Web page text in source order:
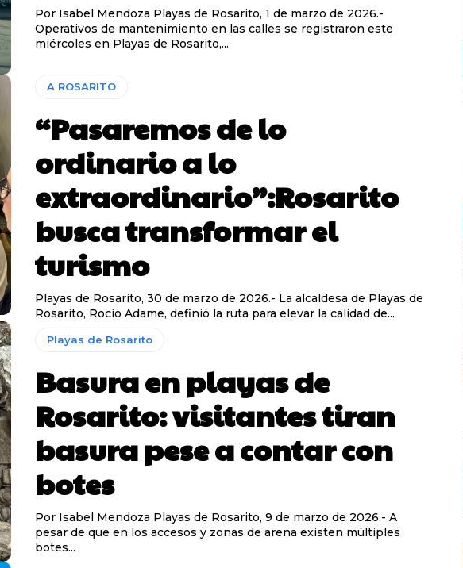
Por Isabel Mendoza Playas de Rosarito, 1 de marzo de 2026.-
Operativos de mantenimiento en las calles se registraron este
miércoles en Playas de Rosarito,...
A ROSARITO
“Pasaremos de lo
ordinario a lo
extraordinario”:Rosarito
busca transformar el
turismo
Playas de Rosarito, 30 de marzo de 2026.- La alcaldesa de Playas de
Rosarito, Rocío Adame, definió la ruta para elevar la calidad de...
Playas de Rosarito
Basura en playas de
Rosarito: visitantes tiran
basura pese a contar con
botes
Por Isabel Mendoza Playas de Rosarito, 9 de marzo de 2026.- A
pesar de que en los accesos y zonas de arena existen múltiples
botes...